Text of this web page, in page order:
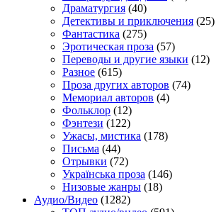
Драматургия (40)
Детективы и приключения (25)
Фантастика (275)
Эротическая проза (57)
Переводы и другие языки (12)
Разное (615)
Проза других авторов (74)
Мемориал авторов (4)
Фольклор (12)
Фэнтези (122)
Ужасы, мистика (178)
Письма (44)
Отрывки (72)
Українська проза (146)
Низовые жанры (18)
Аудио/Видео (1282)